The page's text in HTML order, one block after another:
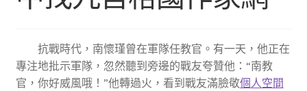
抗戰時代，南懷瑾曾在軍隊任教官。有一天，他正在
專注地批示軍隊，忽然聽到旁邊的戰友夸贊他：“南教
官，你好威風哦！”他轉過火，看到戰友滿臉敬個人空間